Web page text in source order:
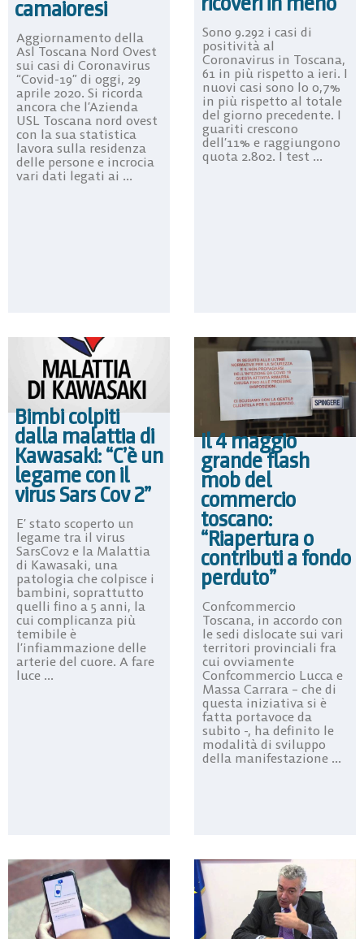
camaioresi
Aggiornamento della
Asl Toscana Nord Ovest
sui casi di Coronavirus
“Covid-19” di oggi, 29
aprile 2020. Si ricorda
ancora che l’Azienda
USL Toscana nord ovest
con la sua statistica
lavora sulla residenza
delle persone e incrocia
vari dati legati ai ...
Sono 9.292 i casi di
positività al
Coronavirus in Toscana,
61 in più rispetto a ieri. I
nuovi casi sono lo 0,7%
in più rispetto al totale
del giorno precedente. I
guariti crescono
dell’11% e raggiungono
quota 2.802. I test ...
Bimbi colpiti
dalla malattia di
Kawasaki: “C’è un
legame con il
virus Sars Cov 2”
E’ stato scoperto un
legame tra il virus
SarsCov2 e la Malattia
di Kawasaki, una
patologia che colpisce i
bambini, soprattutto
quelli fino a 5 anni, la
cui complicanza più
temibile è
l’infiammazione delle
arterie del cuore. A fare
luce ...
Il 4 maggio
grande flash
mob del
commercio
toscano:
“Riapertura o
contributi a fondo
perduto”
Confcommercio
Toscana, in accordo con
le sedi dislocate sui vari
territori provinciali fra
cui ovviamente
Confcommercio Lucca e
Massa Carrara – che di
questa iniziativa si è
fatta portavoce da
subito -, ha definito le
modalità di sviluppo
della manifestazione ...